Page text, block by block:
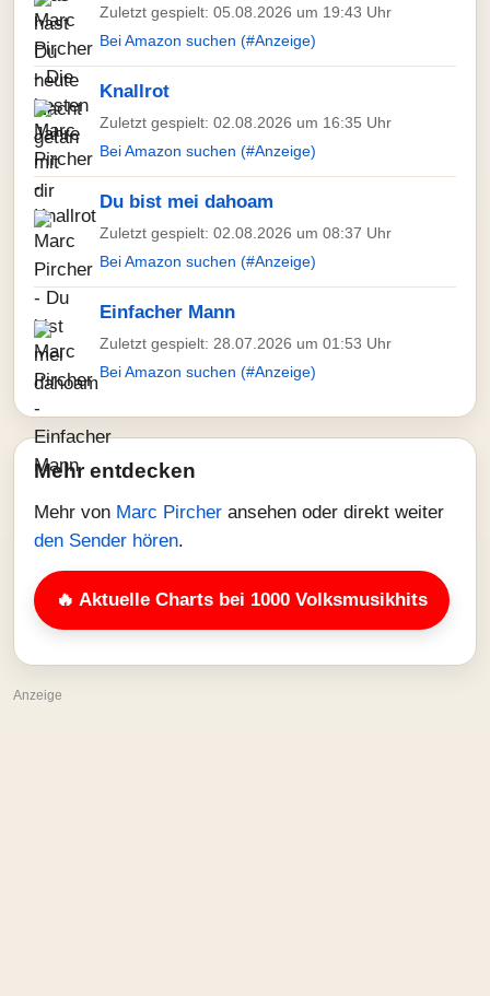
Zuletzt gespielt: 05.08.2026 um 19:43 Uhr
Bei Amazon suchen (#Anzeige)
Knallrot
Zuletzt gespielt: 02.08.2026 um 16:35 Uhr
Bei Amazon suchen (#Anzeige)
Du bist mei dahoam
Zuletzt gespielt: 02.08.2026 um 08:37 Uhr
Bei Amazon suchen (#Anzeige)
Einfacher Mann
Zuletzt gespielt: 28.07.2026 um 01:53 Uhr
Bei Amazon suchen (#Anzeige)
Mehr entdecken
Mehr von Marc Pircher ansehen oder direkt weiter
den Sender hören.
🔥 Aktuelle Charts bei 1000 Volksmusikhits
Anzeige